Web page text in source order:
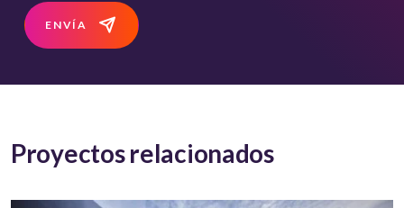
ENVÍA
Proyectos relacionados